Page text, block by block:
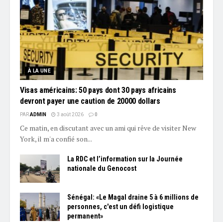
À LA UNE
Visas américains: 50 pays dont 30 pays africains
devront payer une caution de 20000 dollars
PARADMIN 3 août 2026 0
Ce matin, en discutant avec un ami qui rêve de visiter New
York, il m'a confié son...
La RDC et l’information sur la Journée
nationale du Genocost
Sénégal: «Le Magal draine 5 à 6 millions de
personnes, c'est un défi logistique
permanent»